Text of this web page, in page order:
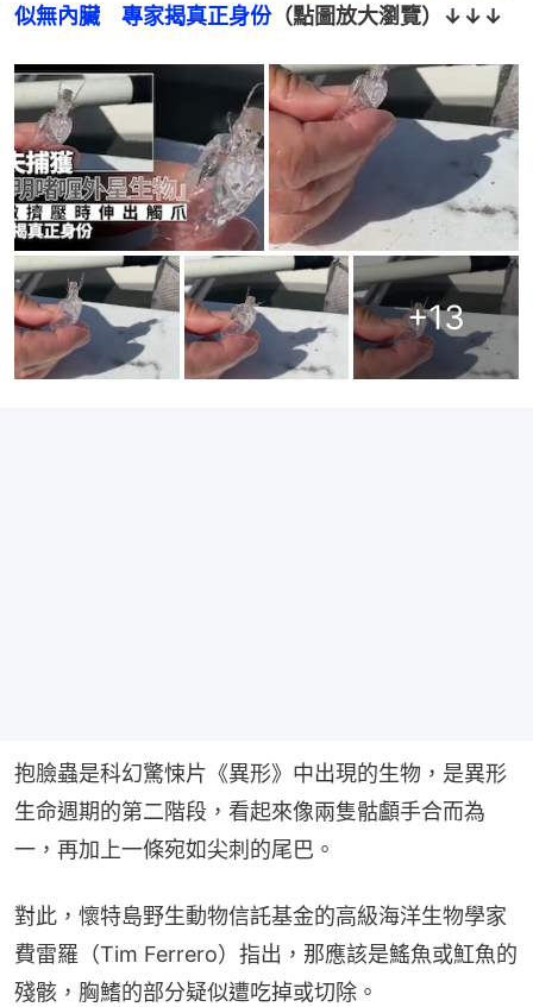
似無內臟　專家揭真正身份（點圖放大瀏覽）↓↓↓
+13
抱臉蟲是科幻驚悚片《異形》中出現的生物，是異形
生命週期的第二階段，看起來像兩隻骷顱手合而為
一，再加上一條宛如尖刺的尾巴。
對此，懷特島野生動物信託基金的高級海洋生物學家
費雷羅（Tim Ferrero）指出，那應該是鰩魚或魟魚的
殘骸，胸鰭的部分疑似遭吃掉或切除。